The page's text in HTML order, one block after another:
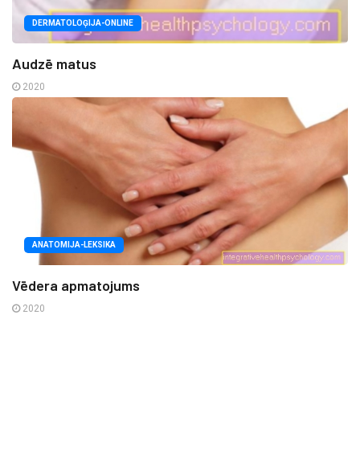
DERMATOLOĢIJA-ONLINE
Audzē matus
2020
ANATOMIJA-LEKSIKA
Vēdera apmatojums
2020